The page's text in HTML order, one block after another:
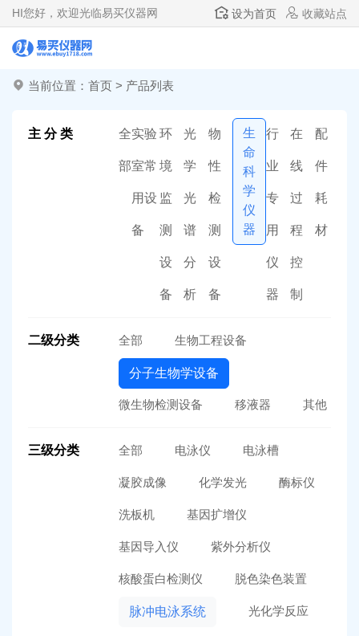
HI您好，欢迎光临易买仪器网 设为首页 收藏站点
当前位置： 首页 > 产品列表
主 分 类 全
部
实验
室常
用设
备
环
境
监
测
设
备
光
学
光
谱
分
析
物
性
检
测
设
备
生
命
科
学
仪
器
行
业
专
用
仪
器
在
线
过
程
控
制
配
件
耗
材
二级分类 全部 生物工程设备
分子生物学设备
微生物检测设备 移液器 其他
三级分类 全部 电泳仪 电泳槽
凝胶成像 化学发光 酶标仪
洗板机 基因扩增仪
基因导入仪 紫外分析仪
核酸蛋白检测仪 脱色染色装置
脉冲电泳系统 光化学反应